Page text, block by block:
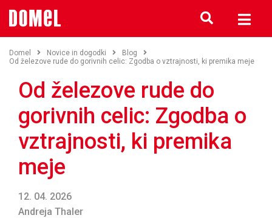
Domel Novice in dogodki
Blog
Od železove rude do gorivnih celic: Zgodba o vztrajnosti, ki premika meje
Od železove rude do
gorivnih celic: Zgodba o
vztrajnosti, ki premika
meje
12. 04. 2026
Andreja Thaler